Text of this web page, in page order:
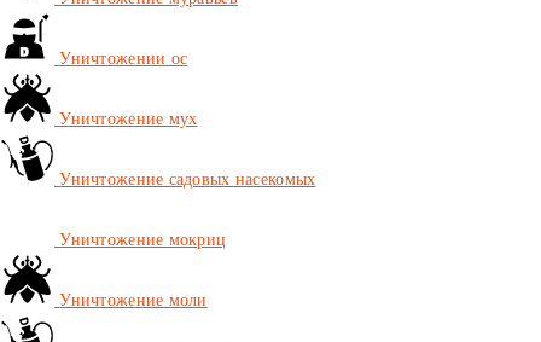
Уничтожении ос
Уничтожение мух
Уничтожение садовых насекомых
Уничтожение мокриц
Уничтожение моли